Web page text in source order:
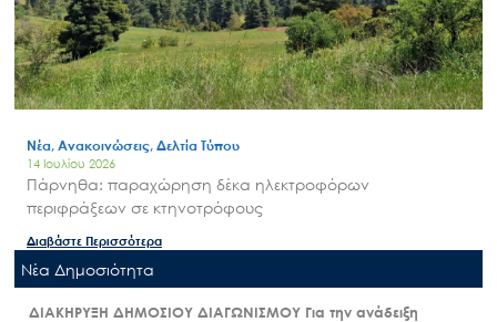
Νέα, Ανακοινώσεις, Δελτία Τύπου
14 Ιουλίου 2026
Πάρνηθα: παραχώρηση δέκα ηλεκτροφόρων
περιφράξεων σε κτηνοτρόφους
Διαβάστε Περισσότερα
Nέα Δημοσιότητα
ΔΙΑΚΗΡΥΞΗ ΔΗΜΟΣΙΟΥ ΔΙΑΓΩΝΙΣΜΟΥ Για την ανάδειξη